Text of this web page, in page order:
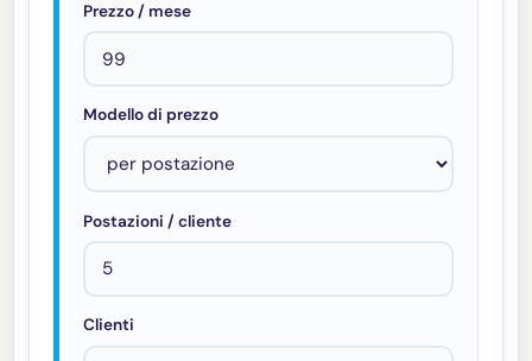
Prezzo / mese
Modello di prezzo
Postazioni / cliente
Clienti